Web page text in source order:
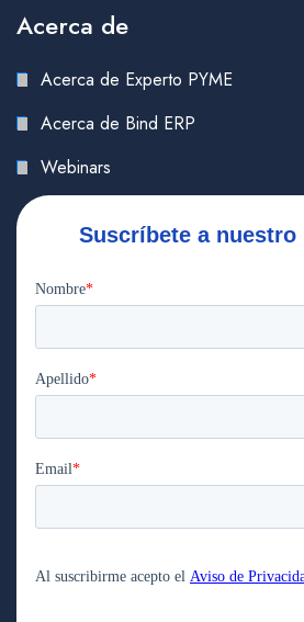
Acerca de
Acerca de Experto PYME
Acerca de Bind ERP
Webinars
Suscríbete a